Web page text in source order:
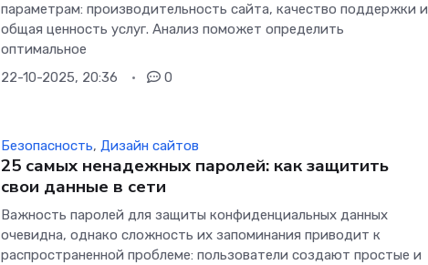
параметрам: производительность сайта, качество поддержки и
общая ценность услуг. Анализ поможет определить
оптимальное
22-10-2025, 20:36
0
Безопасность,Дизайн сайтов
25 самых ненадежных паролей: как защитить
свои данные в сети
Важность паролей для защиты конфиденциальных данных
очевидна, однако сложность их запоминания приводит к
распространенной проблеме: пользователи создают простые и